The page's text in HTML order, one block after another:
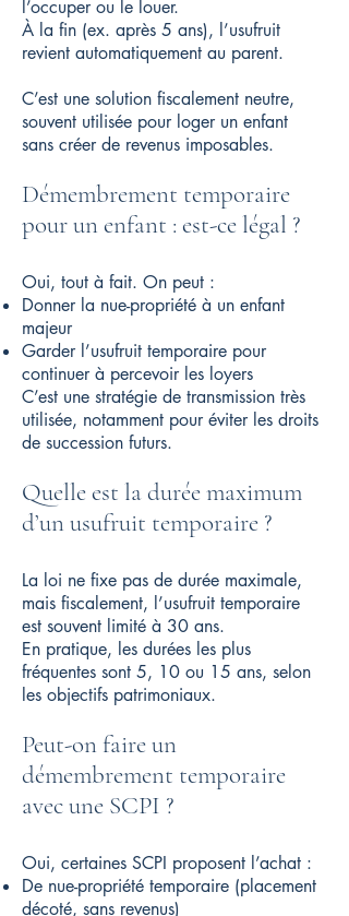
l’occuper ou le louer.
À la fin (ex. après 5 ans), l’usufruit
revient automatiquement au parent.
C’est une solution fiscalement neutre,
souvent utilisée pour loger un enfant
sans créer de revenus imposables.
Démembrement temporaire
pour un enfant : est-ce légal ?
Oui, tout à fait. On peut :
Donner la nue-propriété à un enfant
majeur
Garder l’usufruit temporaire pour
continuer à percevoir les loyers
C’est une stratégie de transmission très
utilisée, notamment pour éviter les droits
de succession futurs.
Quelle est la durée maximum
d’un usufruit temporaire ?
La loi ne fixe pas de durée maximale,
mais fiscalement, l’usufruit temporaire
est souvent limité à 30 ans.
En pratique, les durées les plus
fréquentes sont 5, 10 ou 15 ans, selon
les objectifs patrimoniaux.
Peut-on faire un
démembrement temporaire
avec une SCPI ?
Oui, certaines SCPI proposent l’achat :
De nue-propriété temporaire (placement
décoté, sans revenus)